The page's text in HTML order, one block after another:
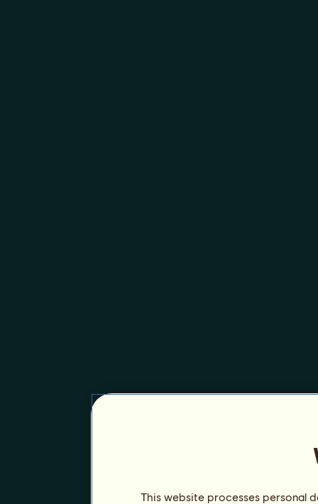
This website processes personal